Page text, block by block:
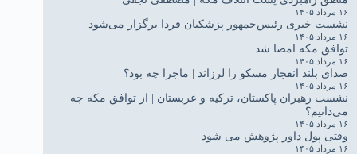
۱۶ مرداد ۱۴۰۵
نشست خبری رئیس‌جمهور پزشکیان فردا برگزار می‌شود
۱۶ مرداد ۱۴۰۵
توافق مکه امضا شد
۱۶ مرداد ۱۴۰۵
صدای بلند انفجار مسکو را لرزاند | ماجرا چه بود؟
۱۶ مرداد ۱۴۰۵
نشست رهبران پاکستان، ترکیه و عربستان | از توافق مکه چه
می‌دانیم؟
۱۶ مرداد ۱۴۰۵
وقتی پول داور پژوهش می شود
۱۶ مرداد ۱۴۰۵